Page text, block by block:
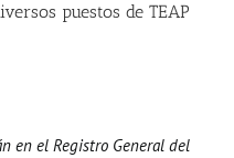
puestos de TEAP
en el Registro General del